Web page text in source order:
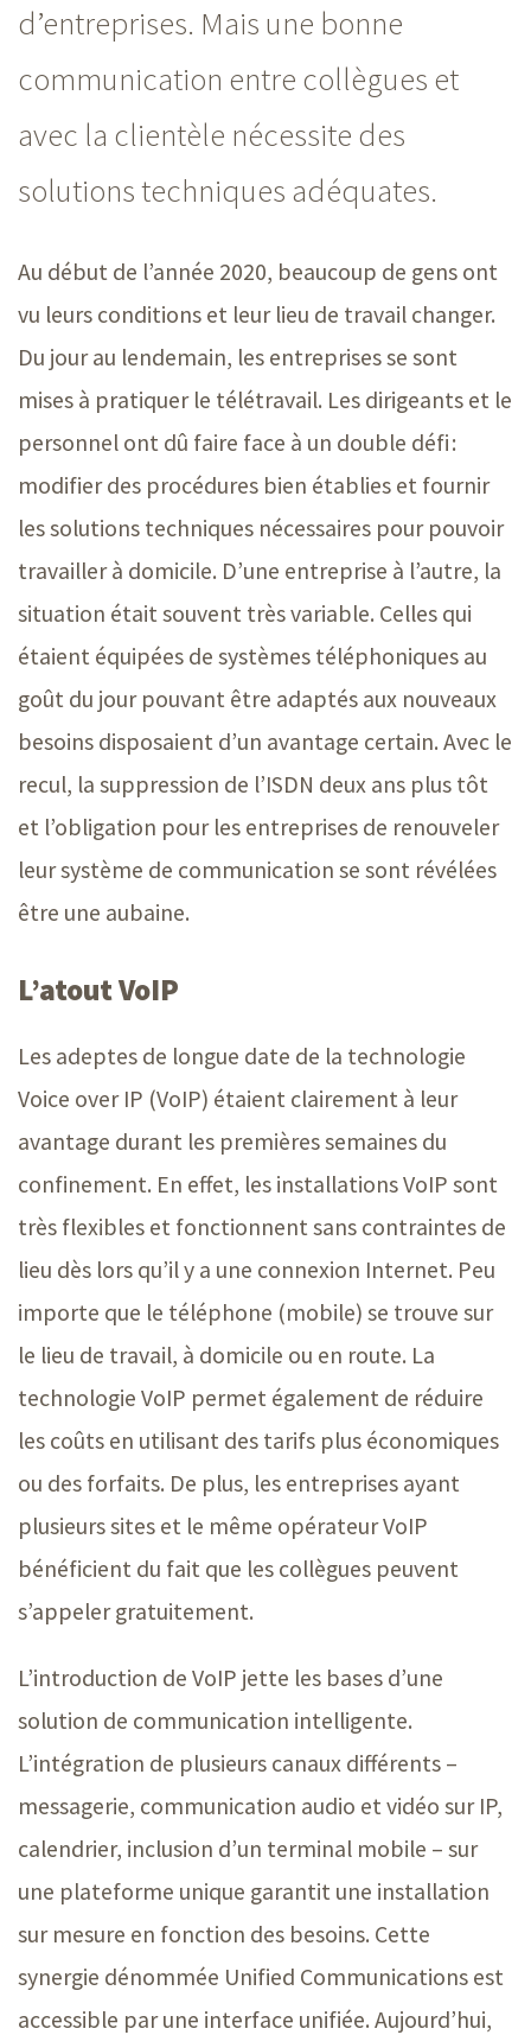
d’entreprises. Mais une bonne
communication entre collègues et
avec la clientèle nécessite des
solutions techniques adéquates.
Au début de l’année 2020, beaucoup de gens ont
vu leurs conditions et leur lieu de travail changer.
Du jour au lendemain, les entreprises se sont
mises à pratiquer le télétravail. Les dirigeants et le
personnel ont dû faire face à un double défi :
modifier des procédures bien établies et fournir
les solutions techniques nécessaires pour pouvoir
travailler à domicile. D’une entreprise à l’autre, la
situation était souvent très variable. Celles qui
étaient équipées de systèmes téléphoniques au
goût du jour pouvant être adaptés aux nouveaux
besoins disposaient d’un avantage certain. Avec le
recul, la suppression de l’ISDN deux ans plus tôt
et l’obligation pour les entreprises de renouveler
leur système de communication se sont révélées
être une aubaine.
L’atout VoIP
Les adeptes de longue date de la technologie
Voice over IP (VoIP) étaient clairement à leur
avantage durant les premières semaines du
confinement. En effet, les installations VoIP sont
très flexibles et fonctionnent sans contraintes de
lieu dès lors qu’il y a une connexion Internet. Peu
importe que le téléphone (mobile) se trouve sur
le lieu de travail, à domicile ou en route. La
technologie VoIP permet également de réduire
les coûts en utilisant des tarifs plus économiques
ou des forfaits. De plus, les entreprises ayant
plusieurs sites et le même opérateur VoIP
bénéficient du fait que les collègues peuvent
s’appeler gratuitement.
L’introduction de VoIP jette les bases d’une
solution de communication intelligente.
L’intégration de plusieurs canaux différents –
messagerie, communication audio et vidéo sur IP,
calendrier, inclusion d’un terminal mobile – sur
une plateforme unique garantit une installation
sur mesure en fonction des besoins. Cette
synergie dénommée Unified Communications est
accessible par une interface unifiée. Aujourd’hui,